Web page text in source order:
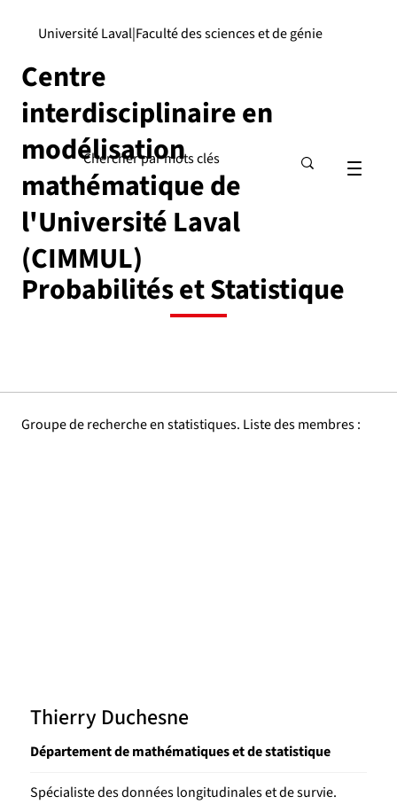
Centre
interdisciplinaire en
modélisation
mathématique de
l'Université Laval
(CIMMUL)
|
Université Laval Faculté des sciences et de génie
Probabilités et Statistique
Groupe de recherche en statistiques. Liste des membres :
Thierry Duchesne
Département de mathématiques et de statistique
Spécialiste des données longitudinales et de survie.